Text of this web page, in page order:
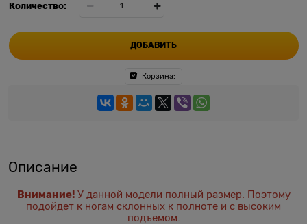
Количество:
ДОБАВИТЬ
Корзина:
Описание
Внимание!У данной модели полный размер. Поэтому
подойдет к ногам склонных к полноте и с высоким
подъемом.